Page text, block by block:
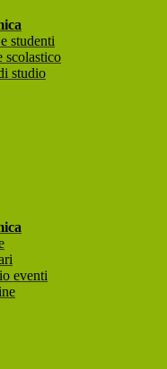
studenti
scolastico
studio
eventi